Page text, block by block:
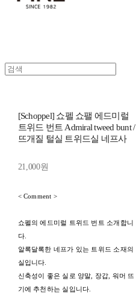
[Schoppel] 쇼펠 쇼팰 에드미럴
트위드 번트 Admiral tweed bunt /
뜨개질 털실 트위드실 네프사
21,000원
< Comment >
쇼펠의 에드미럴 트위드 번트 소개합니
다.
알록달록한 네프가 있는 트위드 소재의
실입니다.
신축성이 좋은 실로 양말, 장갑, 워머 뜨
기에 추천하는 실입니다.